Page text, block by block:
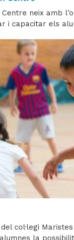
neix amb
i capacitar els
col·legi
la